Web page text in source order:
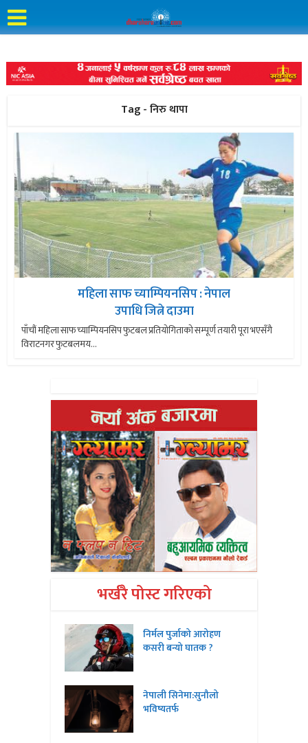
Tag - निरु थापा
महिला साफ च्याम्पियनसिप : नेपाल
उपाधि जित्ने दाउमा
पाँचौं महिला साफ च्याम्पियनसिप फुटबल प्रतियोगिताको सम्पूर्ण तयारी पूरा भएसँगै
विराटनगर फुटबलमय...
भर्खरै पोस्ट गरिएको
निर्मल पुर्जाको आरोहण
कसरी बन्यो घातक ?
नेपाली सिनेमा:सुनौलो
भविष्यतर्फ